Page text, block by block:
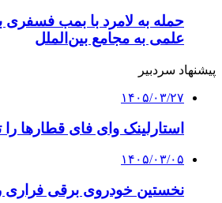
حمله به لامرد با بمب فسفری
علمی به مجامع بین‌الملل
پیشنهاد سردبیر
۱۴۰۵/۰۳/۲۷
استارلینک وای فای قطارها
۱۴۰۵/۰۳/۰۵
نخستین خودروی برقی فراری